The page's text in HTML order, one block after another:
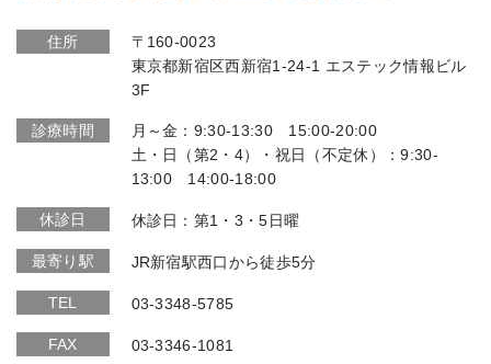
住所
〒160-0023
東京都新宿区西新宿1-24-1 エステック情報ビル
3F
診療時間
月～金：9:30-13:30 15:00-20:00
土・日（第2・4）・祝日（不定休）：9:30-
13:00 14:00-18:00
休診日 休診日：第1・3・5日曜
最寄り駅 JR新宿駅西口から徒歩5分
TEL 03-3348-5785
FAX 03-3346-1081